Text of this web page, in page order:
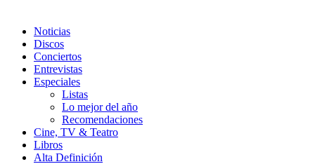
Noticias
Discos
Conciertos
Entrevistas
Especiales
Listas
Lo mejor del año
Recomendaciones
Cine, TV & Teatro
Libros
Alta Definición